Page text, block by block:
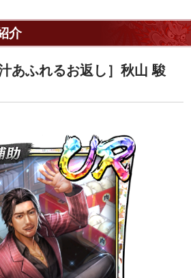
介
あふれるお返し］秋山 駿